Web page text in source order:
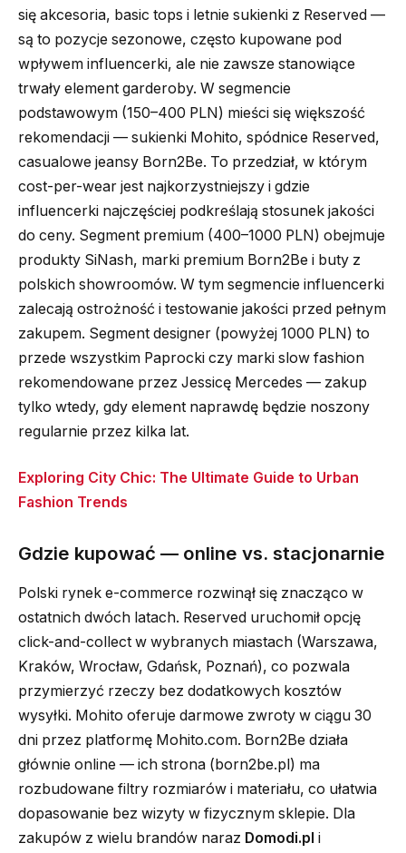
się akcesoria, basic tops i letnie sukienki z Reserved —
są to pozycje sezonowe, często kupowane pod
wpływem influencerki, ale nie zawsze stanowiące
trwały element garderoby. W segmencie
podstawowym (150–400 PLN) mieści się większość
rekomendacji — sukienki Mohito, spódnice Reserved,
casualowe jeansy Born2Be. To przedział, w którym
cost-per-wear jest najkorzystniejszy i gdzie
influencerki najczęściej podkreślają stosunek jakości
do ceny. Segment premium (400–1000 PLN) obejmuje
produkty SiNash, marki premium Born2Be i buty z
polskich showroomów. W tym segmencie influencerki
zalecają ostrożność i testowanie jakości przed pełnym
zakupem. Segment designer (powyżej 1000 PLN) to
przede wszystkim Paprocki czy marki slow fashion
rekomendowane przez Jessicę Mercedes — zakup
tylko wtedy, gdy element naprawdę będzie noszony
regularnie przez kilka lat.
Exploring City Chic: The Ultimate Guide to Urban
Fashion Trends
Gdzie kupować — online vs. stacjonarnie
Polski rynek e-commerce rozwinął się znacząco w
ostatnich dwóch latach. Reserved uruchomił opcję
click-and-collect w wybranych miastach (Warszawa,
Kraków, Wrocław, Gdańsk, Poznań), co pozwala
przymierzyć rzeczy bez dodatkowych kosztów
wysyłki. Mohito oferuje darmowe zwroty w ciągu 30
dni przez platformę Mohito.com. Born2Be działa
głównie online — ich strona (born2be.pl) ma
rozbudowane filtry rozmiarów i materiału, co ułatwia
dopasowanie bez wizyty w fizycznym sklepie. Dla
zakupów z wielu brandów naraz Domodi.pl i